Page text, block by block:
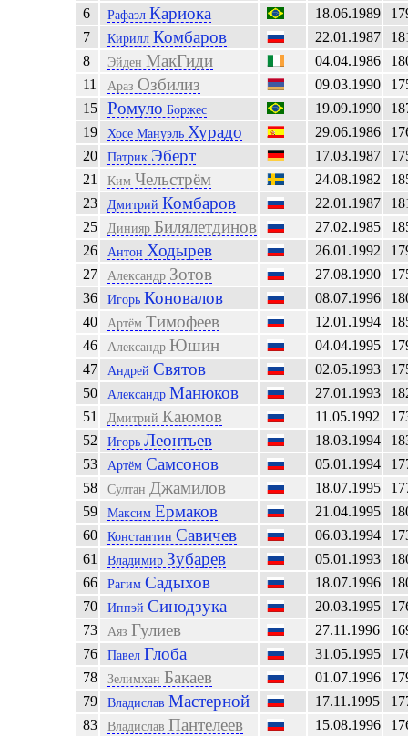
6
Рафаэл Кариока 18.06.1989
7
Кирилл Комбаров 22.01.1987
8
Эйден МакГиди 04.04.1986
11
Араз Озбилиз 09.03.1990
15
Ромуло Боржес 19.09.1990
19
Хосе Мануэль Хурадо 29.06.1986
20
Патрик Эберт 17.03.1987
21
Ким Чельстрём 24.08.1982
23
Дмитрий Комбаров 22.01.1987
25
Динияр Билялетдинов 27.02.1985
26
Антон Ходырев 26.01.1992
27
Александр Зотов 27.08.1990
36
Игорь Коновалов 08.07.1996
40
Артём Тимофеев 12.01.1994
46
Александр Юшин 04.04.1995
47
Андрей Святов 02.05.1993
50
Александр Манюков 27.01.1993
51
Дмитрий Каюмов 11.05.1992
52
Игорь Леонтьев 18.03.1994
53
Артём Самсонов 05.01.1994
58
Султан Джамилов 18.07.1995
59
Максим Ермаков 21.04.1995
60
Константин Савичев 06.03.1994
61
Владимир Зубарев 05.01.1993
66
Рагим Садыхов 18.07.1996
70
Иппэй Синодзука 20.03.1995
73
Аяз Гулиев 27.11.1996
76
Павел Глоба 31.05.1995
78
Зелимхан Бакаев 01.07.1996
79
Владислав Мастерной 17.11.1995
83
Владислав Пантелеев 15.08.1996